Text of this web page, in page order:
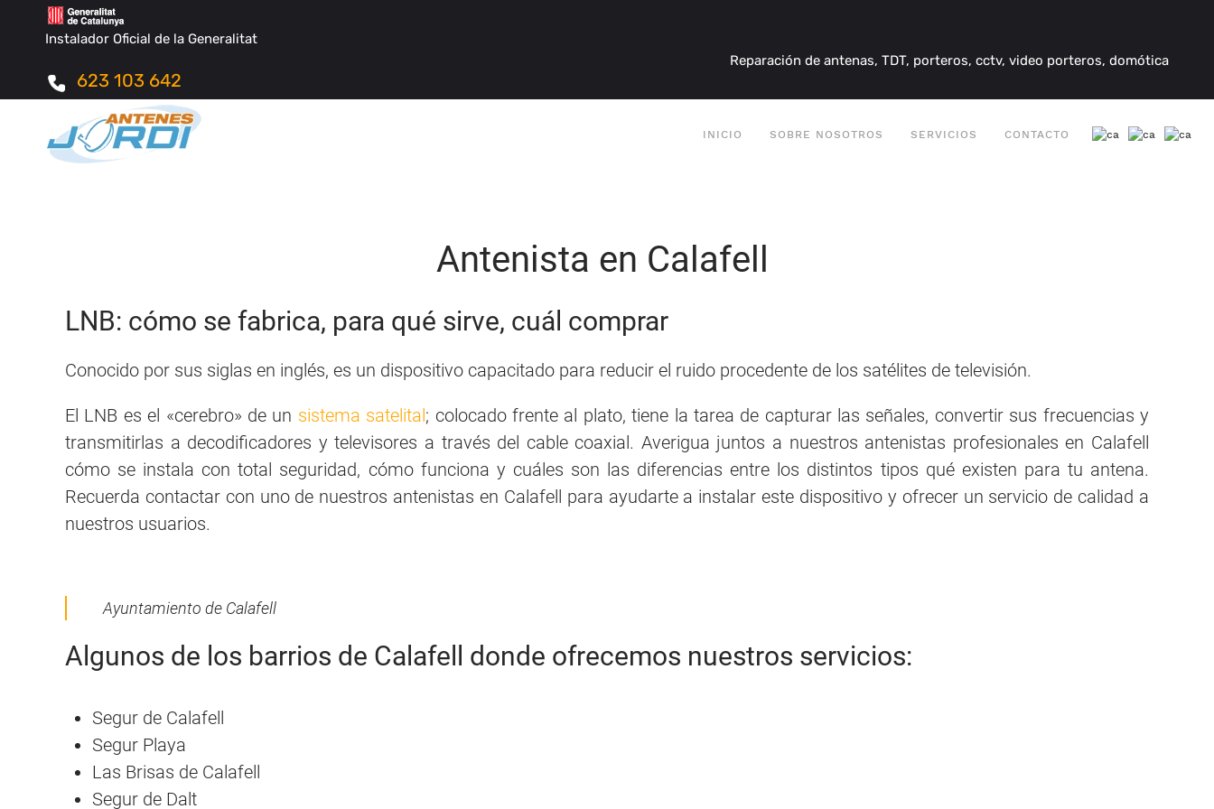
Instalador Oficial de la Generalitat
Reparación de antenas, TDT, porteros, cctv, video porteros, domótica
623 103 642
INICIO SOBRE NOSOTROS SERVICIOS CONTACTO
Antenista en Calafell
LNB: cómo se fabrica, para qué sirve, cuál comprar
Conocido por sus siglas en inglés, es un dispositivo capacitado para reducir el ruido procedente de los satélites de televisión.
El LNB es el «cerebro» de un sistema satelital; colocado frente al plato, tiene la tarea de capturar las señales, convertir sus frecuencias y
transmitirlas a decodificadores y televisores a través del cable coaxial. Averigua juntos a nuestros antenistas profesionales en Calafell
cómo se instala con total seguridad, cómo funciona y cuáles son las diferencias entre los distintos tipos qué existen para tu antena.
Recuerda contactar con uno de nuestros antenistas en Calafell para ayudarte a instalar este dispositivo y ofrecer un servicio de calidad a
nuestros usuarios.
Ayuntamiento de Calafell
Algunos de los barrios de Calafell donde ofrecemos nuestros servicios:
Segur de Calafell
Segur Playa
Las Brisas de Calafell
Segur de Dalt